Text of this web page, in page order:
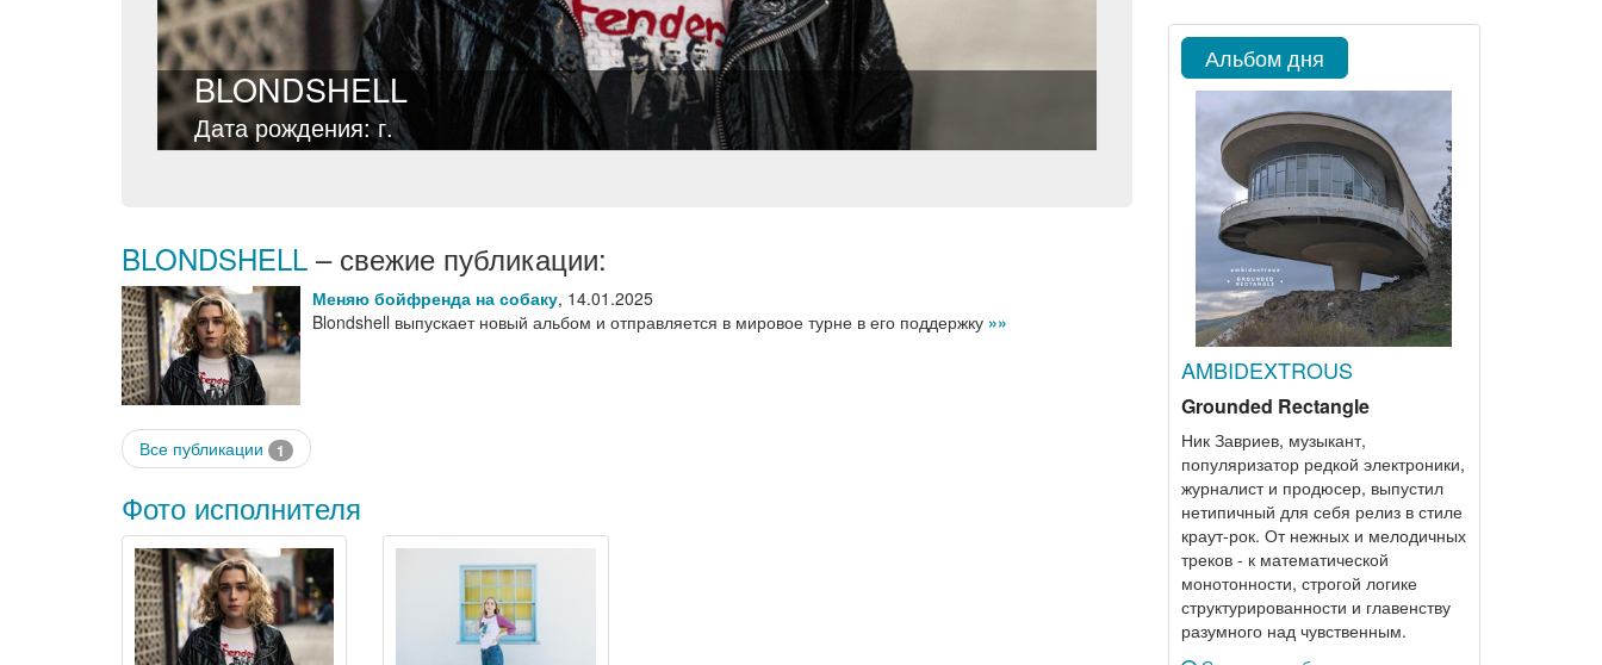
BLONDSHELL
Дата рождения: г.
BLONDSHELL – свежие публикации:
Меняю бойфренда на собаку, 14.01.2025
Blondshell выпускает новый альбом и отправляется в мировое турне в его поддержку »»
Все публикации 1
Фото исполнителя
Альбом дня
AMBIDEXTROUS
Grounded Rectangle
Ник Завриев, музыкант,
популяризатор редкой электроники,
журналист и продюсер, выпустил
нетипичный для себя релиз в стиле
краут-рок. От нежных и мелодичных
треков - к математической
монотонности, строгой логике
структурированности и главенству
разумного над чувственным.